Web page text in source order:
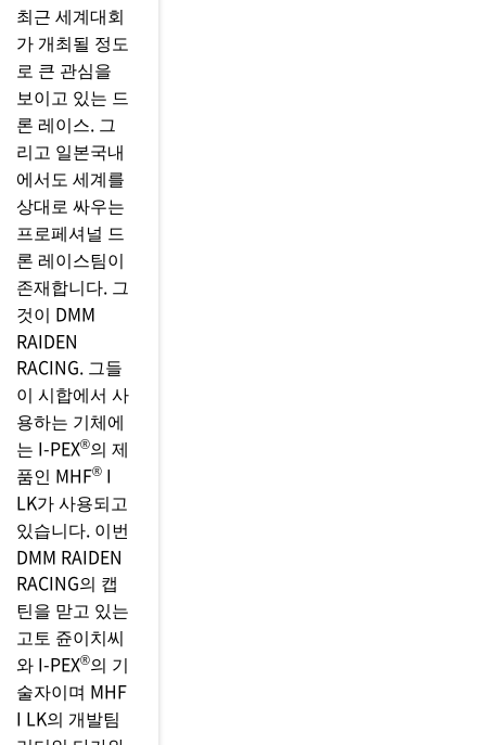
최근 세계대회
가 개최될 정도
로 큰 관심을
보이고 있는 드
론 레이스. 그
리고 일본국내
에서도 세계를
상대로 싸우는
프로페셔널 드
론 레이스팀이
존재합니다. 그
것이 DMM
RAIDEN
RACING. 그들
이 시합에서 사
용하는 기체에
는 I-PEX®의 제
품인 MHF® I
LK가 사용되고
있습니다. 이번
DMM RAIDEN
RACING의 캡
틴을 맏고 있는
고토 쥰이치씨
와 I-PEX®의 기
술자이며 MHF
I LK의 개발팀